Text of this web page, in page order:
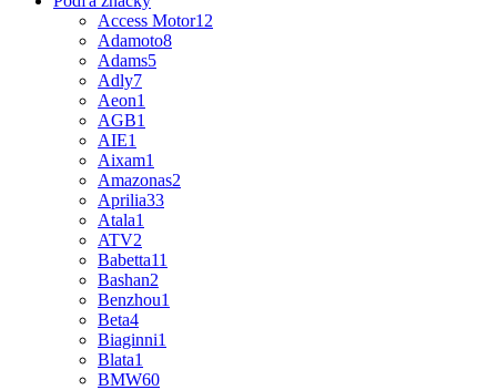
Access Motor12
Adamoto8
Adams5
Adly7
Aeon1
AGB1
AIE1
Aixam1
Amazonas2
Aprilia33
Atala1
ATV2
Babetta11
Bashan2
Benzhou1
Beta4
Biaginni1
Blata1
BMW60